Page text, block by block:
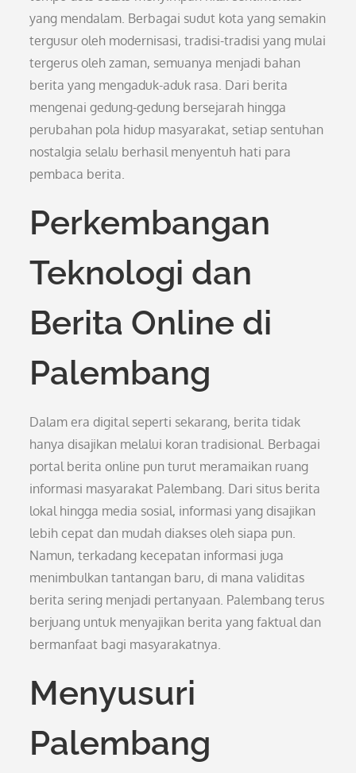
yang mendalam. Berbagai sudut kota yang semakin
tergusur oleh modernisasi, tradisi-tradisi yang mulai
tergerus oleh zaman, semuanya menjadi bahan
berita yang mengaduk-aduk rasa. Dari berita
mengenai gedung-gedung bersejarah hingga
perubahan pola hidup masyarakat, setiap sentuhan
nostalgia selalu berhasil menyentuh hati para
pembaca berita.
Perkembangan
Teknologi dan
Berita Online di
Palembang
Dalam era digital seperti sekarang, berita tidak
hanya disajikan melalui koran tradisional. Berbagai
portal berita online pun turut meramaikan ruang
informasi masyarakat Palembang. Dari situs berita
lokal hingga media sosial, informasi yang disajikan
lebih cepat dan mudah diakses oleh siapa pun.
Namun, terkadang kecepatan informasi juga
menimbulkan tantangan baru, di mana validitas
berita sering menjadi pertanyaan. Palembang terus
berjuang untuk menyajikan berita yang faktual dan
bermanfaat bagi masyarakatnya.
Menyusuri
Palembang